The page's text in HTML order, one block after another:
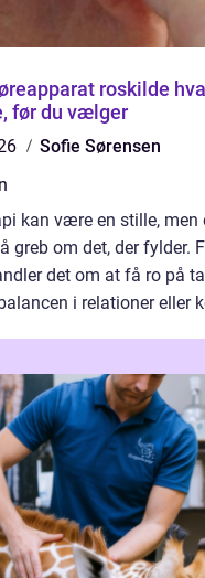
roskilde hvad du
før du vælger
Sofie Sørensen
kan være en stille, men
greb om det, der fylder.
det om at få ro på
i relationer eller